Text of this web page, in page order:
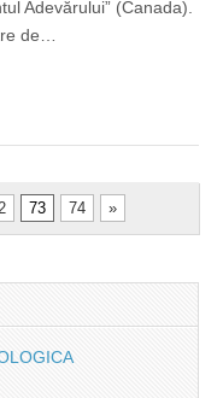
Adevărului” (Canada).
de…
73 74 »